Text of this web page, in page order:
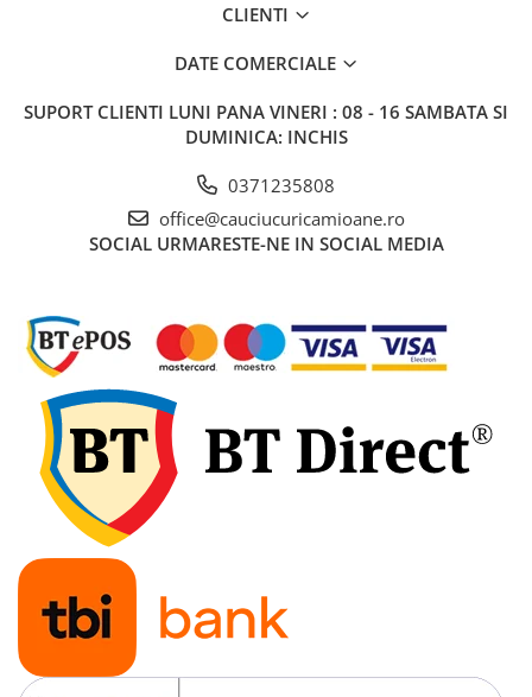
CLIENTI
DATE COMERCIALE
SUPORT CLIENTI LUNI PANA VINERI : 08 - 16 SAMBATA SI
DUMINICA: INCHIS
0371235808
office@cauciucuricamioane.ro
SOCIAL URMARESTE-NE IN SOCIAL MEDIA